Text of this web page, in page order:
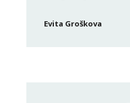
Evita Groškova